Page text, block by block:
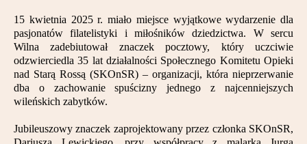
Aktualności
Książka
Moneta
Cegiełki
Rossa
15 kwietnia 2025 r. miało miejsce wyjątkowe wydarzenie dla
pasjonatów filatelistyki i miłośników dziedzictwa. W sercu
Wilna zadebiutował znaczek pocztowy, który uczciwie
odzwierciedla 35 lat działalności Społecznego Komitetu Opieki
nad Starą Rossą (SKOnSR) – organizacji, która nieprzerwanie
dba o zachowanie spuścizny jednego z najcenniejszych
wileńskich zabytków.
Jubileuszowy znaczek zaprojektowany przez członka SKOnSR,